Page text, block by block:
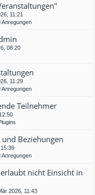
11:21
08:20
11:29
Teilnehmer
Beziehungen
nicht Einsicht in
2026, 11:43